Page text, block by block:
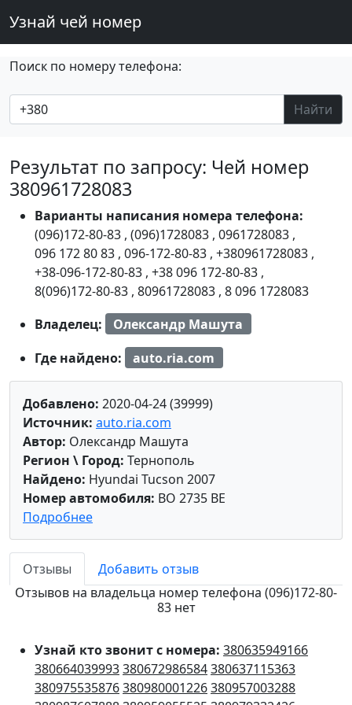
Узнай чей номер
Поиск по номеру телефона:
Найти
Результат по запросу: Чей номер
380961728083
Варианты написания номера телефона:
(096)172-80-83 , (096)1728083 , 0961728083 ,
096 172 80 83 , 096-172-80-83 , +380961728083 ,
+38-096-172-80-83 , +38 096 172-80-83 ,
8(096)172-80-83 , 80961728083 , 8 096 1728083
Владелец:
Олександр Машута
Где найдено:
auto.ria.com
Добавлено: 2020-04-24 (39999)
Источник: auto.ria.com
Автор: Олександр Машута
Регион \ Город: Тернополь
Найдено: Hyundai Tucson 2007
Номер автомобиля: BO 2735 BE
Подробнее
Отзывы
Добавить отзыв
Отзывов на владельца номер телефона (096)172-80-
83 нет
Узнай кто звонит с номера: 380635949166
380664039993380672986584380637115363
380975535876380980001226380957003288